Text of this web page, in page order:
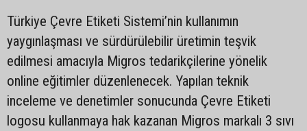
Türkiye Çevre Etiketi Sistemi’nin kullanımın
yaygınlaşması ve sürdürülebilir üretimin teşvik
edilmesi amacıyla Migros tedarikçilerine yönelik
online eğitimler düzenlenecek. Yapılan teknik
inceleme ve denetimler sonucunda Çevre Etiketi
logosu kullanmaya hak kazanan Migros markalı 3 sıvı